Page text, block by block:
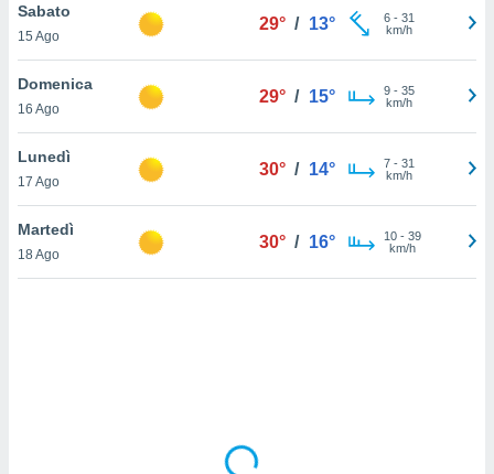
cookie
il tuo
in
a piè
del
Sabato
15 Ago
29° / 13° 6- 31
km/h
Domenica
16 Ago
29° / 15° 9- 35
km/h
Lunedì
17 Ago
30° / 14° 7- 31
km/h
Martedì
18 Ago
30° / 16° 10- 39
km/h